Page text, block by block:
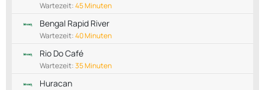
Wartezeit:45 Minuten
Bengal Rapid River
Wartezeit:40 Minuten
Rio Do Café
Wartezeit:35 Minuten
Huracan